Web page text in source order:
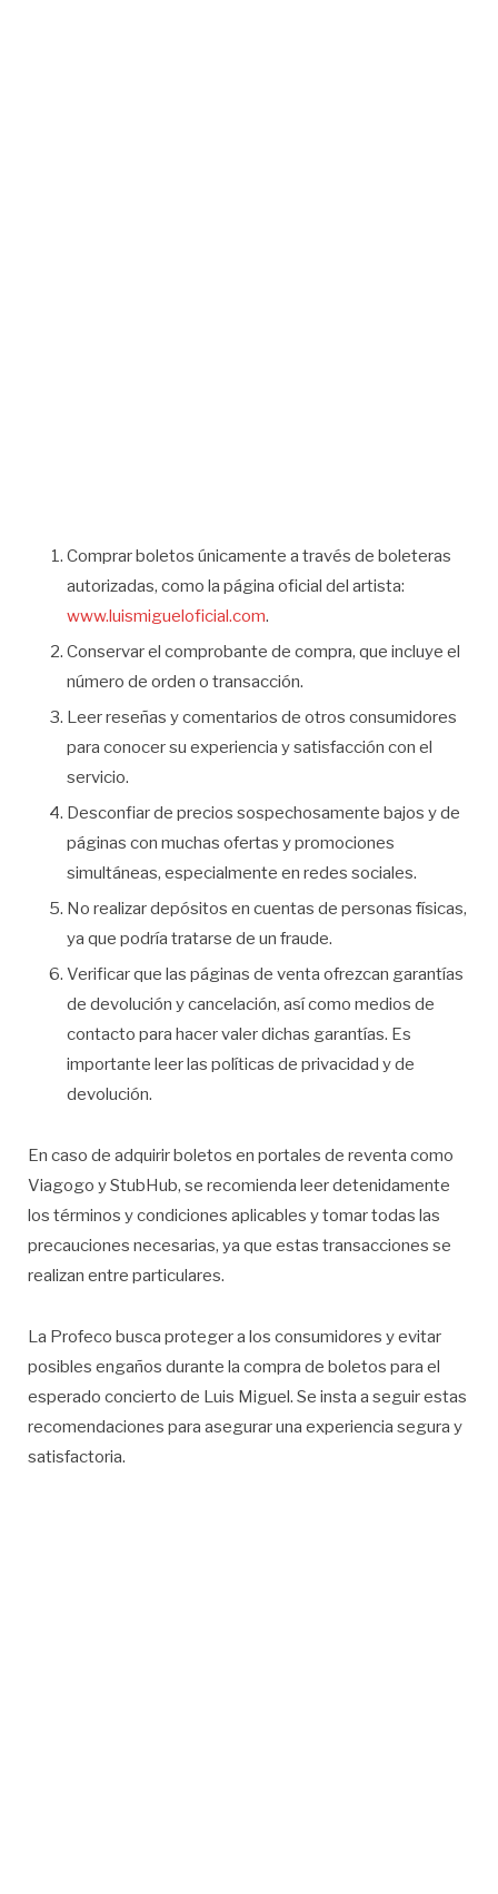
Comprar boletos únicamente a través de boleteras
autorizadas, como la página oficial del artista:
www.luismigueloficial.com.
Conservar el comprobante de compra, que incluye el
número de orden o transacción.
Leer reseñas y comentarios de otros consumidores
para conocer su experiencia y satisfacción con el
servicio.
Desconfiar de precios sospechosamente bajos y de
páginas con muchas ofertas y promociones
simultáneas, especialmente en redes sociales.
No realizar depósitos en cuentas de personas físicas,
ya que podría tratarse de un fraude.
Verificar que las páginas de venta ofrezcan garantías
de devolución y cancelación, así como medios de
contacto para hacer valer dichas garantías. Es
importante leer las políticas de privacidad y de
devolución.
En caso de adquirir boletos en portales de reventa como
Viagogo y StubHub, se recomienda leer detenidamente
los términos y condiciones aplicables y tomar todas las
precauciones necesarias, ya que estas transacciones se
realizan entre particulares.
La Profeco busca proteger a los consumidores y evitar
posibles engaños durante la compra de boletos para el
esperado concierto de Luis Miguel. Se insta a seguir estas
recomendaciones para asegurar una experiencia segura y
satisfactoria.